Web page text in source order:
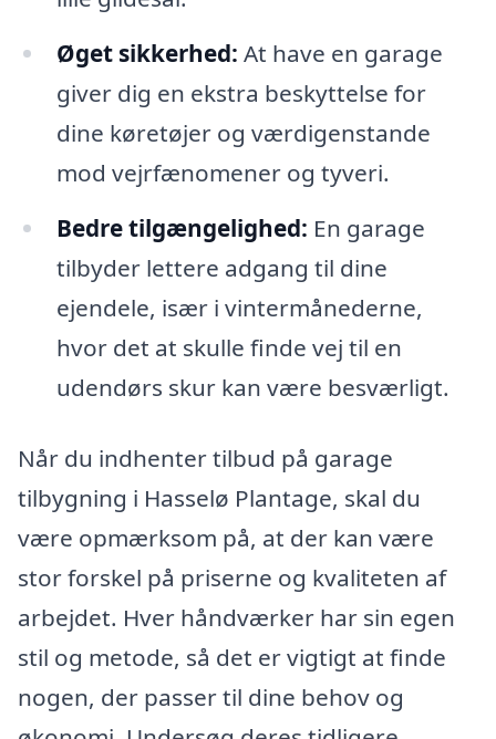
Øget sikkerhed: At have en garage
giver dig en ekstra beskyttelse for
dine køretøjer og værdigenstande
mod vejrfænomener og tyveri.
Bedre tilgængelighed: En garage
tilbyder lettere adgang til dine
ejendele, især i vintermånederne,
hvor det at skulle finde vej til en
udendørs skur kan være besværligt.
Når du indhenter tilbud på garage
tilbygning i Hasselø Plantage, skal du
være opmærksom på, at der kan være
stor forskel på priserne og kvaliteten af
arbejdet. Hver håndværker har sin egen
stil og metode, så det er vigtigt at finde
nogen, der passer til dine behov og